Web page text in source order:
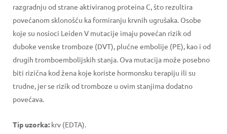
razgradnju od strane aktiviranog proteina C, što rezultira
povećanom sklonošću ka formiranju krvnih ugrušaka. Osobe
koje su nosioci Leiden V mutacije imaju povećan rizik od
duboke venske tromboze (DVT), plućne embolije (PE), kao i od
drugih tromboembolijskih stanja. Ova mutacija može posebno
biti rizična kod žena koje koriste hormonsku terapiju ili su
trudne, jer se rizik od tromboze u ovim stanjima dodatno
povećava.
Tip uzorka: krv (EDTA).